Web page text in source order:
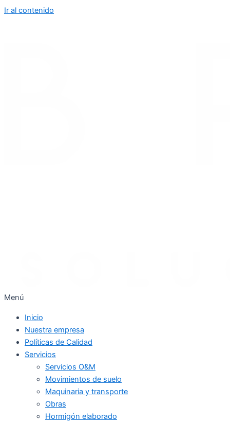
Ir al contenido
Menú
Inicio
Nuestra empresa
Políticas de Calidad
Servicios
Servicios O&M
Movimientos de suelo
Maquinaria y transporte
Obras
Hormigón elaborado